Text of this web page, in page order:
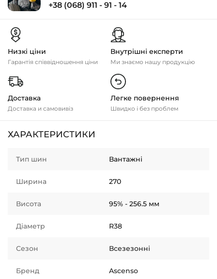
+38 (068) 911 - 91 - 14
Низкі ціни
Гарантія співвідношення ціни
Внутрішні експерти
Ми знаємо нашу продукцію
Доставка
Доставка и самовивіз
Легке повернення
Швидко і без проблем
ХАРАКТЕРИСТИКИ
Тип шин Вантажні
Ширина 270
Висота 95% - 256.5 мм
Діаметр R38
Сезон Всезезонні
Бренд Ascenso